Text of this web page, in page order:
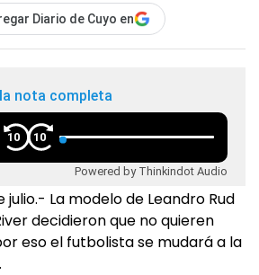
Diario de Cuyo en
nota completa
10 10
Powered by Thinkindot Audio
julio.- La modelo de Leandro Rud
decidieron que no quieren
eso el futbolista se mudará a la